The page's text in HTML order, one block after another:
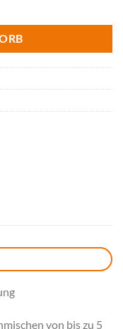
von bis zu 5